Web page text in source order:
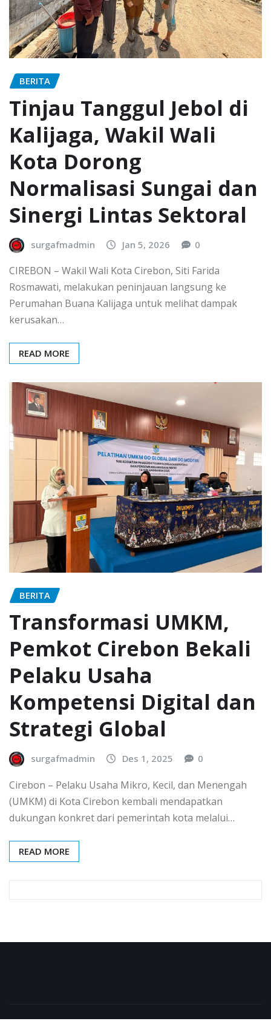
BERITA
Tinjau Tanggul Jebol di
Kalijaga, Wakil Wali
Kota Dorong
Normalisasi Sungai dan
Sinergi Lintas Sektoral
surgafmadmin Jan 5, 2026 0
CIREBON – Wakil Wali Kota Cirebon, Siti Farida
Rosmawati, melakukan peninjauan langsung ke
Perumahan Buana Kalijaga untuk melihat dampak
kerusakan…
READ MORE
BERITA
Transformasi UMKM,
Pemkot Cirebon Bekali
Pelaku Usaha
Kompetensi Digital dan
Strategi Global
surgafmadmin Des 1, 2025 0
Cirebon – Pelaku Usaha Mikro, Kecil, dan Menengah
(UMKM) di Kota Cirebon kembali mendapatkan
dukungan konkret dari pemerintah kota melalui…
READ MORE